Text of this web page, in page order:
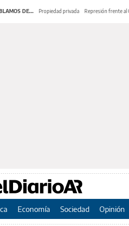
DE... Propiedad privada Represión frente al
Economía Sociedad Opinión